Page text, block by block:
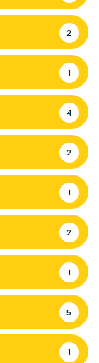
2
1
4
2
1
2
1
5
1